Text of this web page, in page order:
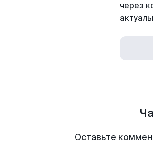
через
Оставьте